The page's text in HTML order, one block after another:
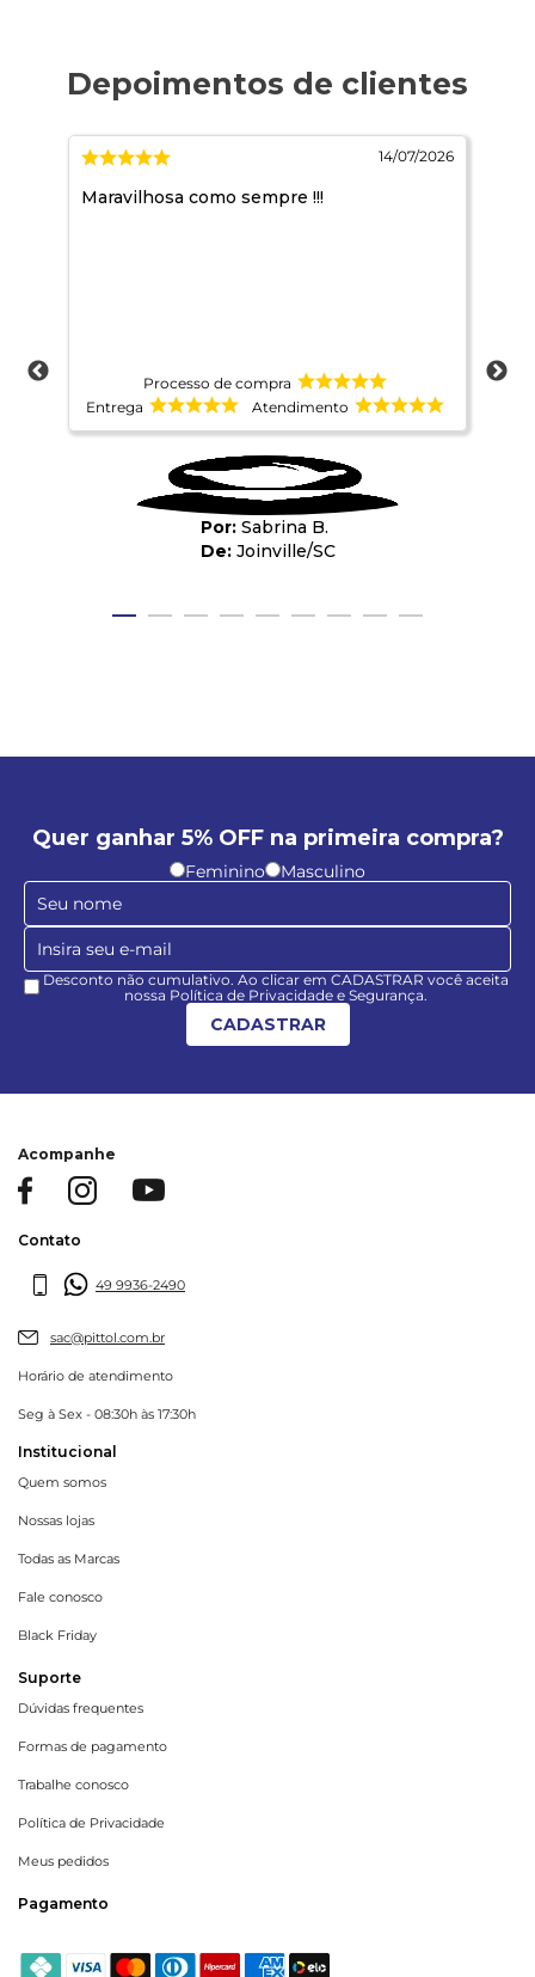
14/07/2026
Maravilhosa como sempre !!!
Processo de compra
Entrega
Atendimento
Sabrina B.
Joinville/SC
Quer ganhar 5% OFF na primeira compra?
Feminino Masculino
Desconto não cumulativo. Ao clicar em CADASTRAR você aceita
nossa Política de Privacidade e Segurança.
CADASTRAR
Acompanhe
Contato
49 9936-2490
sac@pittol.com.br
Horário de atendimento
Seg à Sex - 08:30h às 17:30h
Institucional
Quem somos
Nossas lojas
Todas as Marcas
Fale conosco
Black Friday
Suporte
Dúvidas frequentes
Formas de pagamento
Trabalhe conosco
Política de Privacidade
Meus pedidos
Pagamento